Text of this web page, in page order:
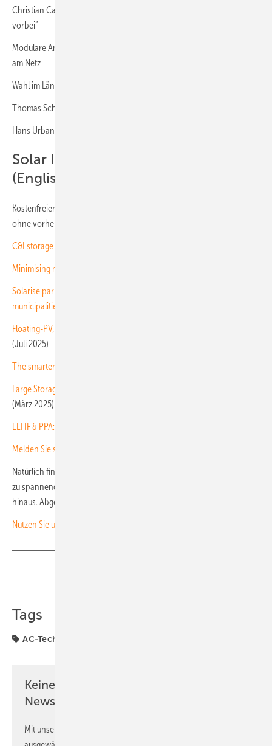
Christian Carraro von Solaredge: „Die Ära der reinen Photovoltaik ist
vorbei“
Modulare Anschlusstechnik und Schutzsysteme sichern den Betrieb
am Netz
Wahl im Ländle – eine Wahl für die Wirtschaft
Thomas Schoy über Probleme beim Netzanschluss (Podcast)
Hans Urban über Chancen für Netzspeicher (Podcast)
Solar Investors Guide E-Paper
(Englisch):
Kostenfreier Download für Abonnenten des Investoren-Newsletters
ohne vorherige Registrierung!
C&I storage systems
Minimising risks
Solarise parking and charging: Charging infrastructure for C&I and
municipalities
Floating-PV, agri-PV and Solar parks: Mounting on difficult ground
(Juli 2025)
The smarter E Europe: More innovations then ever before
Large Storage Systems: New Business for Utilities and Grid Operators
(März 2025)
ELTIF & PPA: Funding Solar Projects
Melden Sie sich hier für unseren Investoren-Newsletter an!
Natürlich finden Sie auch in diesem Newsletter wieder Informationen
zu spannenden Projekten und Entwicklungen in Europa und darüber
hinaus. Abgerundet wird er durch aktuelle Branchentermine. (HS)
Nutzen Sie unseren Investoren-Kanal!
Tags
AC-Technik
Keine Zeit? Kein Problem mit dem PV
Newsletter!
Mit unserem Newsletter erhalten Sie regelmäßig von uns